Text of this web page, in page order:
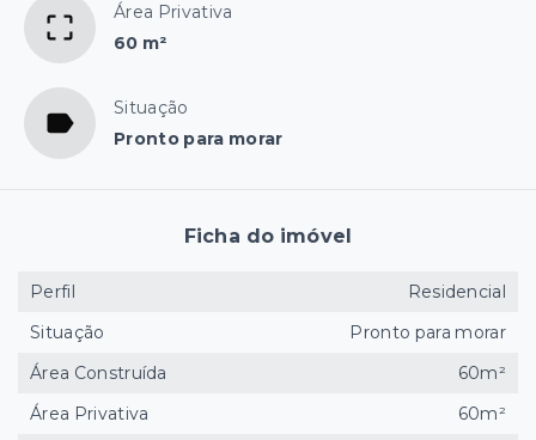
Área Privativa
60 m²
Situação
Pronto para morar
Ficha do imóvel
Perfil
Residencial
Situação
Pronto para morar
Área Construída
60m²
Área Privativa
60m²